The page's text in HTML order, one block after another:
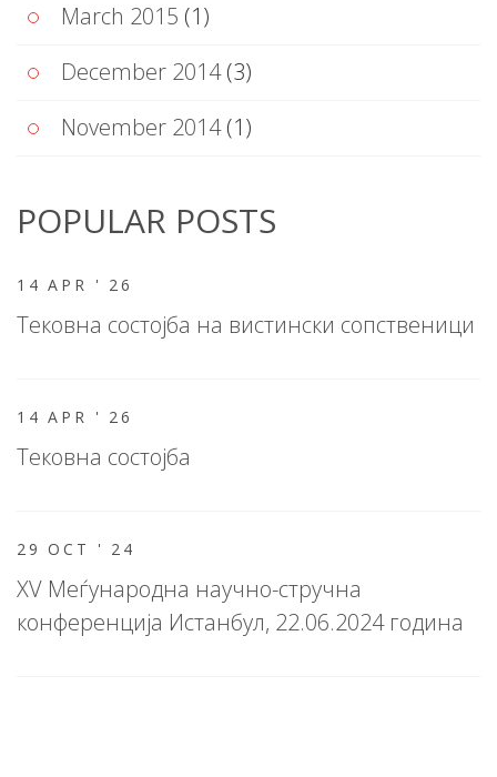
March 2015 (1)
December 2014(3)
November 2014(1)
POPULAR POSTS
14 APR ' 26
Тековна состојба на вистински сопственици
14 APR ' 26
Тековна состојба
29 OCT ' 24
XV Меѓународна научно-стручна
конференција Истанбул, 22.06.2024 година